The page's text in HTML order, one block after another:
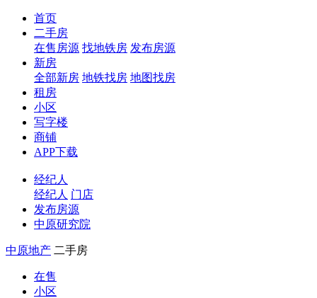
首页
二手房
在售房源 找地铁房 发布房源
新房
全部新房 地铁找房 地图找房
租房
小区
写字楼
商铺
APP下载
经纪人
经纪人 门店
发布房源
中原研究院
中原地产 二手房
在售
小区